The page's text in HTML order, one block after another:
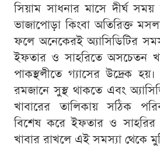
সিয়াম সাধনার মাসে দীর্ঘ
ভাজাপোড়া কিংবা অতিরিক্ত
ফলে অনেকেরই অ্যাসিডিটির
ইফতার ও সাহরিতে অসচেতন
পাকস্থলীতে গ্যাসের উদ্রেক
রমজানে সুস্থ থাকতে এবং
খাবারের তালিকায় সঠিক
বিশেষ করে ইফতার ও সাহরির
খাবার রাখলে এই সমস্যা থেকে